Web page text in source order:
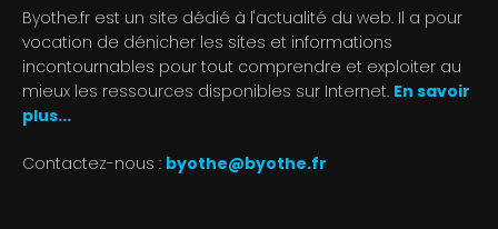
Byothe.fr est un site dédié à l'actualité du web. Il a pour
vocation de dénicher les sites et informations
incontournables pour tout comprendre et exploiter au
mieux les ressources disponibles sur Internet. En savoir
plus...
Contactez-nous : byothe@byothe.fr